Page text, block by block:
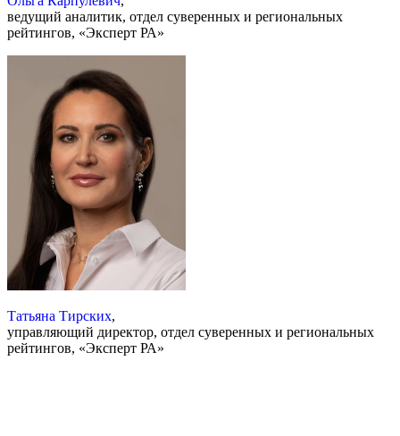
ведущий аналитик, отдел суверенных и региональных
рейтингов, «Эксперт РА»
Татьяна Тирских,
управляющий директор, отдел суверенных и региональных
рейтингов, «Эксперт РА»